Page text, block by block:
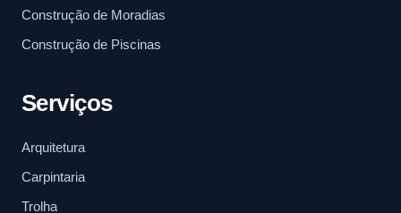
Construção de Moradias
Construção de Piscinas
Serviços
Arquitetura
Carpintaria
Trolha